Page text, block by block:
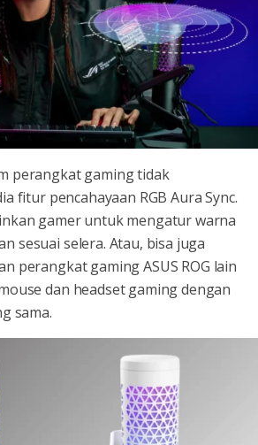
perangkat gaming tidak
fitur pencahayaan RGB Aura Sync.
gamer untuk mengatur warna
sesuai selera. Atau, bisa juga
perangkat gaming ASUS ROG lain
dan headset gaming dengan
sama.